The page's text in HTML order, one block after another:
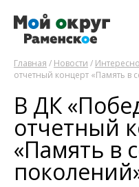
Главная / Новости /
отчетный концерт «Память в
В ДК
отчетный
«Память в